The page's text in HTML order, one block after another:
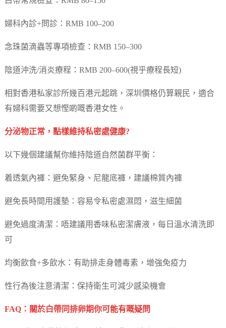
婦科內診+問診：RMB 100–200
念珠菌滴蟲等專項檢查：RMB 150–300
陰道沖洗/消炎療程：RMB 200–600(視乎療程長短)
相對香港私家診所幾百港元起跳，深圳價格仍算親民，適合
有婦科需要又想慳啲嘅香港女性。
分泌物正常，點樣維持私密處健康?
以下幾個建議幫你維持陰道自然菌群平衡：
着透氣內褲：避免緊身、尼龍底褲，建議棉質內褲
避免長時間用護墊：容易令私密處濕悶，滋生細菌
避免過度清潔：唔建議用香味私密潔膚液，每日溫水清洗即
可
均衡飲食+多飲水：有助排走身體毒素，增強免疫力
性行為後注意清潔：保持衛生可減少感染機會
FAQ：關於白帶同排卵期你可能有嘅疑問